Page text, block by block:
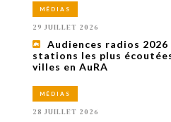
de
sur
MÉDIAS
29 JUILLET 2026
Audiences radios 2026
stations les plus
villes en AuRA
MÉDIAS
28 JUILLET 2026